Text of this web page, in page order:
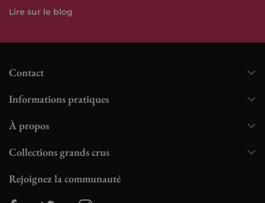
Lire sur le blog
Contact
Informations pratiques
À propos
Collections grands crus
Rejoignez la communauté